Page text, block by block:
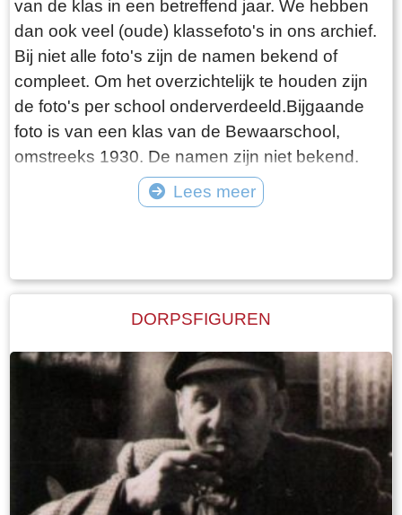
van de klas in een betreffend jaar. We hebben
dan ook veel (oude) klassefoto's in ons archief.
Bij niet alle foto's zijn de namen bekend of
compleet. Om het overzichtelijk te houden zijn
de foto's per school onderverdeeld.Bijgaande
foto is van een klas van de Bewaarschool,
omstreeks 1930. De namen zijn niet bekend.
Lees meer
DORPSFIGUREN